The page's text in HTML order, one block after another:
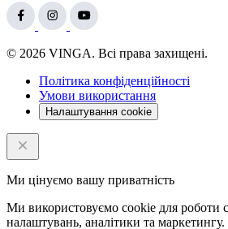
© 2026 VINGA. Всі права захищені.
Політика конфіденційності
Умови використання
Налаштування cookie
Ми цінуємо вашу приватність
Ми використовуємо cookie для роботи
налаштувань, аналітики та